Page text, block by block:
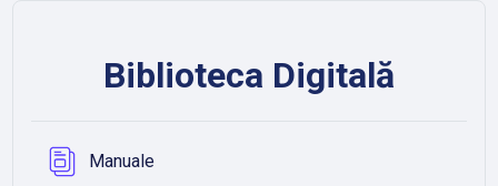
Biblioteca Digitală
ManualeBază de date